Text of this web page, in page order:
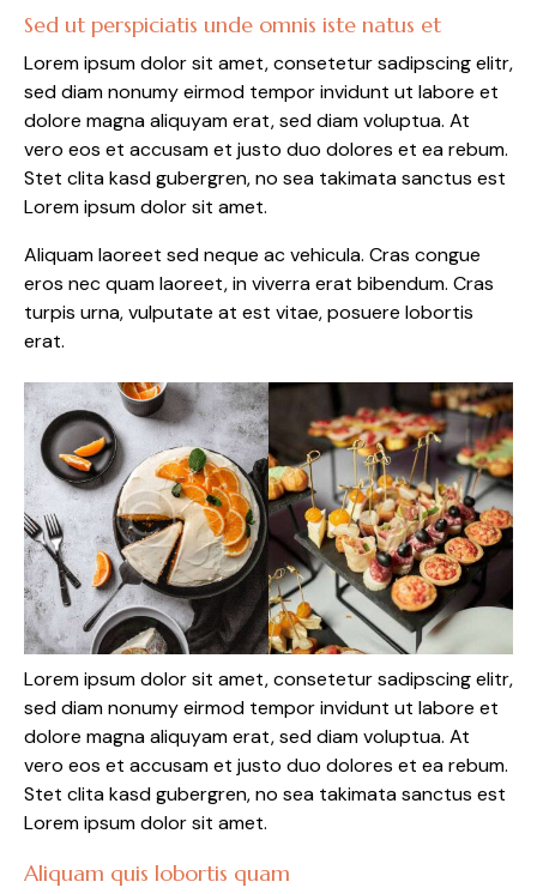
Sed ut perspiciatis unde omnis iste natus et
Lorem ipsum dolor sit amet, consetetur sadipscing elitr,
sed diam nonumy eirmod tempor invidunt ut labore et
dolore magna aliquyam erat, sed diam voluptua. At
vero eos et accusam et justo duo dolores et ea rebum.
Stet clita kasd gubergren, no sea takimata sanctus est
Lorem ipsum dolor sit amet.
Aliquam laoreet sed neque ac vehicula. Cras congue
eros nec quam laoreet, in viverra erat bibendum. Cras
turpis urna, vulputate at est vitae, posuere lobortis
erat.
Lorem ipsum dolor sit amet, consetetur sadipscing elitr,
sed diam nonumy eirmod tempor invidunt ut labore et
dolore magna aliquyam erat, sed diam voluptua. At
vero eos et accusam et justo duo dolores et ea rebum.
Stet clita kasd gubergren, no sea takimata sanctus est
Lorem ipsum dolor sit amet.
Aliquam quis lobortis quam